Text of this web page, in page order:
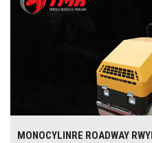
MONOCYLINRE ROADWAY